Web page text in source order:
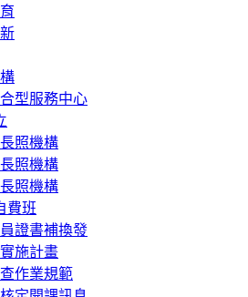
型服務中心
照機構
照機構
照機構
費班
證書補換發
施計畫
作業規範